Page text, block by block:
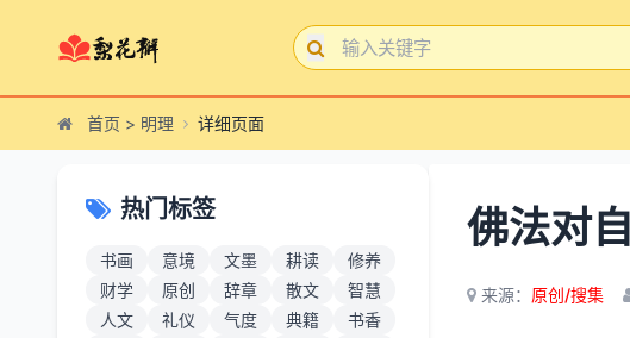
首页 > 明理 详细页面
热门标签
书画 意境 文墨 耕读
修养
财学
原创 辞章 散文
智慧
人文
礼仪 气度 典籍
书香
佛法对
来源： 原创/搜集